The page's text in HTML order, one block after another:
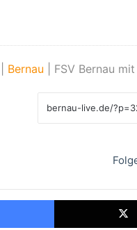
Bernau FSV Bernau
Facebook